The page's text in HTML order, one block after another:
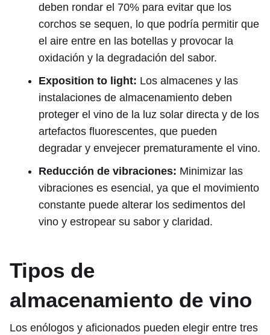
deben rondar el 70% para evitar que los
corchos se sequen, lo que podría permitir que
el aire entre en las botellas y provocar la
oxidación y la degradación del sabor.
Exposition to light: Los almacenes y las
instalaciones de almacenamiento deben
proteger el vino de la luz solar directa y de los
artefactos fluorescentes, que pueden
degradar y envejecer prematuramente el vino.
Reducción de vibraciones: Minimizar las
vibraciones es esencial, ya que el movimiento
constante puede alterar los sedimentos del
vino y estropear su sabor y claridad.
Tipos de
almacenamiento de vino
Los enólogos y aficionados pueden elegir entre tres